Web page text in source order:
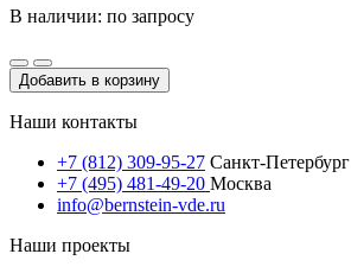
В наличии: по запросу
Добавить в корзину
Наши контакты
+7 (812) 309-95-27 Санкт-Петербург
+7 (495) 481-49-20 Москва
info@bernstein-vde.ru
Наши проекты